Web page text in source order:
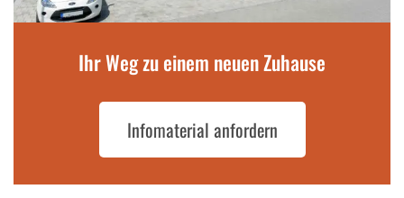
Ihr Weg zu einem neuen Zuhause
Infomaterial anfordern